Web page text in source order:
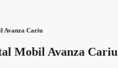
Avanza Cariu
Mobil Avanza Cariu